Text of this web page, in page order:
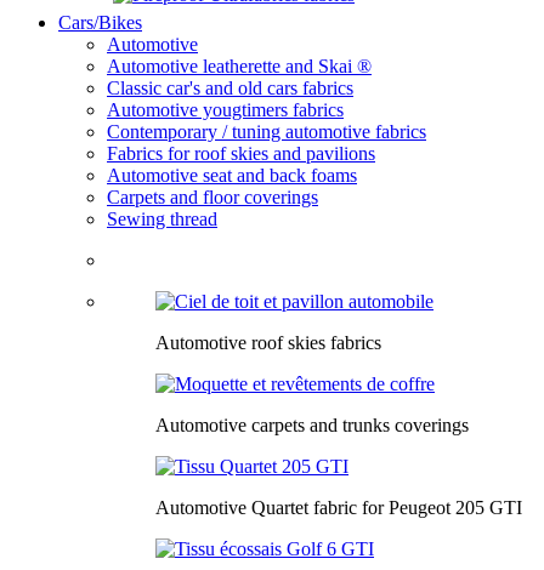
Cars/Bikes
Automotive
Automotive leatherette and Skai ®
Classic car's and old cars fabrics
Automotive yougtimers fabrics
Contemporary / tuning automotive fabrics
Fabrics for roof skies and pavilions
Automotive seat and back foams
Carpets and floor coverings
Sewing thread
Automotive roof skies fabrics
Automotive carpets and trunks coverings
Automotive Quartet fabric for Peugeot 205 GTI